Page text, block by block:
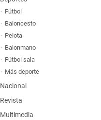
Fútbol
Baloncesto
Pelota
Balonmano
Fútbol sala
Más deporte
Nacional
Revista
Multimedia